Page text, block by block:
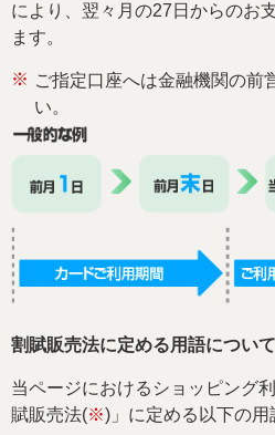
により、翌々月の27日からのお
ます。
※ ご指定口座へは金融機関の前
い。
割賦販売法に定める用語について
当ページにおけるショッピング
賦販売法(※)」に定める以下の用